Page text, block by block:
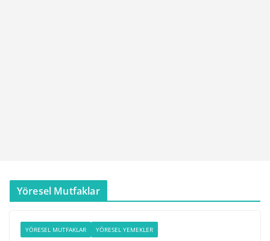
Yöresel Mutfaklar
YÖRESEL MUTFAKLAR YÖRESEL YEMEKLER